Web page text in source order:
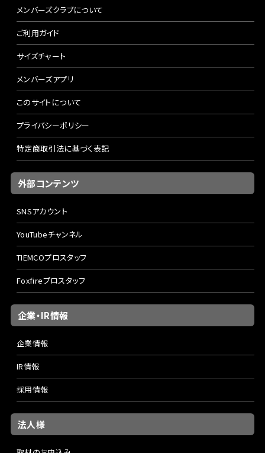
メンバーズクラブについて
ご利用ガイド
サイズチャート
メンバーズアプリ
このサイトについて
プライバシーポリシー
特定商取引法に基づく表記
外部コンテンツ
SNSアカウント
YouTubeチャンネル
TIEMCOプロスタッフ
Foxfireプロスタッフ
企業・IR情報
企業情報
IR情報
採用情報
法人様